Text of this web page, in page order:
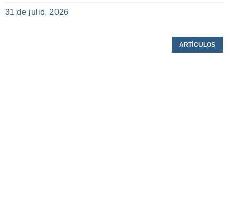
31 de julio, 2026
ARTÍCULOS